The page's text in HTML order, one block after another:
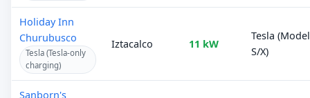
Holiday Inn
Churubusco
Tesla (Tesla-only
charging)
Iztacalco 11 kW
Tesla (Model
S/X)
Sanborn's